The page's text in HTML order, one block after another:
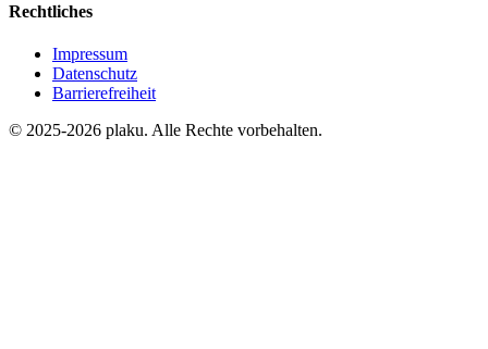
Rechtliches
Impressum
Datenschutz
Barrierefreiheit
© 2025-2026 plaku. Alle Rechte vorbehalten.